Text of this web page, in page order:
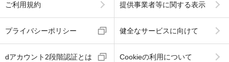
ご利用規約 提供事業者等に関する表示
プライバシーポリシー 健全なサービスに向けて
dアカウント2段階認証とは Cookieの利用について